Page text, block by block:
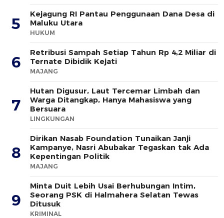
5
Kejagung RI Pantau Penggunaan Dana Desa di
Maluku Utara
HUKUM
6
Retribusi Sampah Setiap Tahun Rp 4,2 Miliar di
Ternate Dibidik Kejati
MAJANG
7
Hutan Digusur, Laut Tercemar Limbah dan
Warga Ditangkap, Hanya Mahasiswa yang
Bersuara
LINGKUNGAN
8
Dirikan Nasab Foundation Tunaikan Janji
Kampanye, Nasri Abubakar Tegaskan tak Ada
Kepentingan Politik
MAJANG
9
Minta Duit Lebih Usai Berhubungan Intim,
Seorang PSK di Halmahera Selatan Tewas
Ditusuk
KRIMINAL